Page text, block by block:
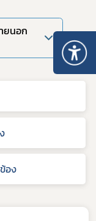
ยนอก
อง